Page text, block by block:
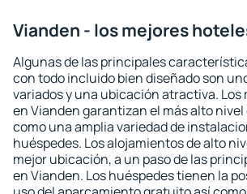
Vianden - los mejores
Algunas de las principales
con todo incluido bien diseñado son
variados y una ubicación atractiva. Los
en Vianden garantizan el más alto nivel
como una amplia variedad de
huéspedes. Los alojamientos de alto
mejor ubicación, a un paso de las
en Vianden. Los huéspedes tienen la